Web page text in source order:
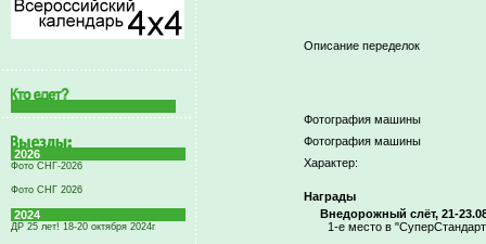
2026
Фото СНГ-2026
Фото СНГ 2026
2024
ДР 25 лет! 18-20 октября 2024г
Описание переделок
Фотография машины
Фотография машины
Характер:
Награды
Внедорожный слёт, 21-
1-е место в